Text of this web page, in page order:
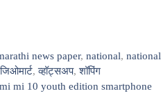
news paper,national,national
जिओमार्ट,व्हॉट्सअप,शॉपिंग
mi 10 youth edition smartphone